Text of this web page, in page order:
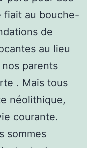
fiait au bouche-
de
au lieu
parents
. Mais tous
néolithique,
courante.
sommes